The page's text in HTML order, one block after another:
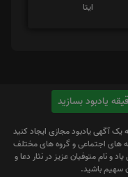
ایتا
یک آگهی یادبود مجازی ایجاد کنید
های اجتماعی و گروه های مختلف
و نام متوفیان عزیز در نثار دعا و
سهیم باشید.